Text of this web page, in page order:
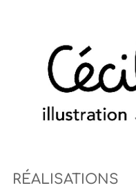
RÉALISATIONS